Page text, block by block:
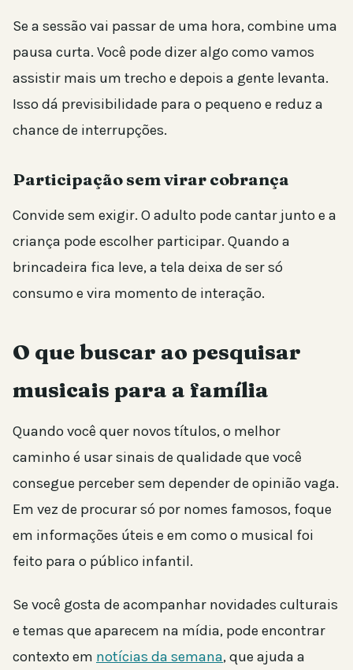
Se a sessão vai passar de uma hora, combine uma
pausa curta. Você pode dizer algo como vamos
assistir mais um trecho e depois a gente levanta.
Isso dá previsibilidade para o pequeno e reduz a
chance de interrupções.
Participação sem virar cobrança
Convide sem exigir. O adulto pode cantar junto e a
criança pode escolher participar. Quando a
brincadeira fica leve, a tela deixa de ser só
consumo e vira momento de interação.
O que buscar ao pesquisar
musicais para a família
Quando você quer novos títulos, o melhor
caminho é usar sinais de qualidade que você
consegue perceber sem depender de opinião vaga.
Em vez de procurar só por nomes famosos, foque
em informações úteis e em como o musical foi
feito para o público infantil.
Se você gosta de acompanhar novidades culturais
e temas que aparecem na mídia, pode encontrar
contexto em notícias da semana, que ajuda a